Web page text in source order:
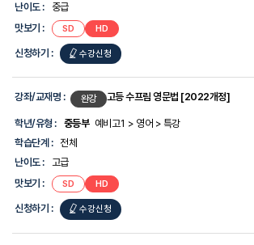
난이도 :
중급
맛보기 :
SD HD
신청하기 : 수강신청
강좌/교재명 : 완강 고등 수프림 영문법 [2022개정]
학년/유형 : 중등부 예비고1 > 영어 > 특강
학습단계 :
전체
난이도 :
고급
맛보기 :
SD HD
신청하기 : 수강신청